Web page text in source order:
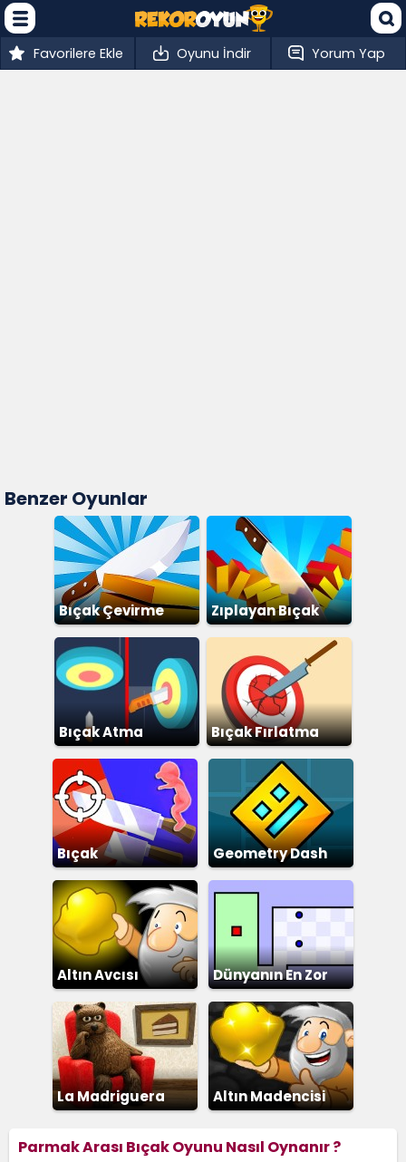
Favorilere Ekle Oyunu İndir Yorum Yap
Benzer Oyunlar
Bıçak Çevirme Zıplayan Bıçak
Bıçak Atma Bıçak Fırlatma
Bıçak Geometry Dash
Altın Avcısı Dünyanın En Zor
La Madriguera Altın Madencisi
Parmak Arası Bıçak Oyunu Nasıl Oynanır ?